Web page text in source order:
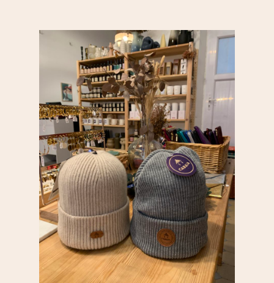
Plaine Lagny
Saint-Blaise / Réunion